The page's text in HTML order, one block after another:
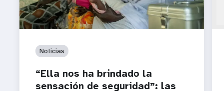
Noticias
“Ella nos ha brindado la
sensación de seguridad”: las